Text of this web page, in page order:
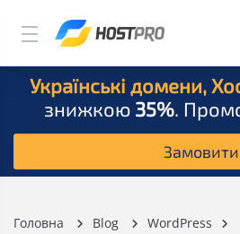
Українські домени,
знижкою 35%.
Замовити
Головна Blog
WordPress